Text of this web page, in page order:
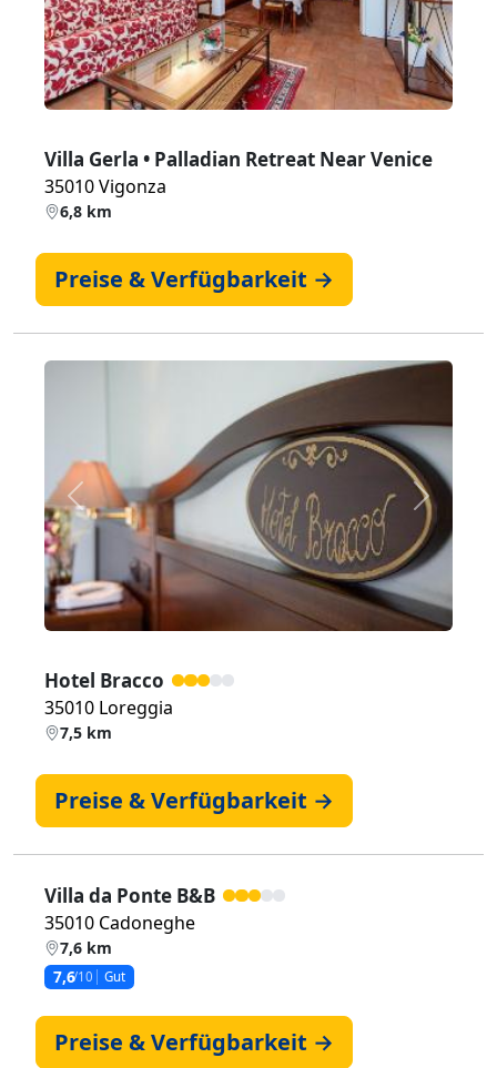
Villa Gerla • Palladian Retreat Near Venice
35010 Vigonza
6,8 km
Preise & Verfügbarkeit →
Zurück Weiter
Hotel Bracco
35010 Loreggia
7,5 km
Preise & Verfügbarkeit →
Villa da Ponte B&B
35010 Cadoneghe
7,6 km
7,6/10 Gut
Preise & Verfügbarkeit →